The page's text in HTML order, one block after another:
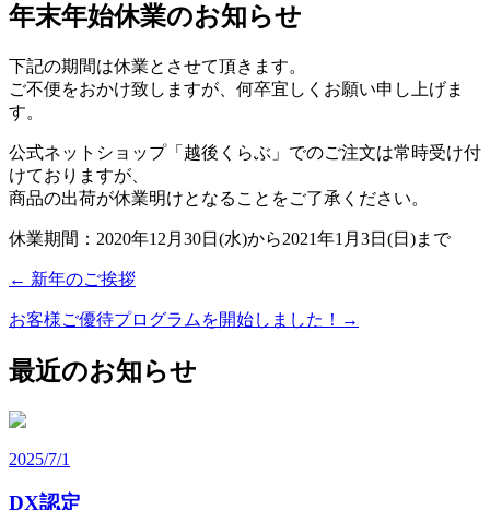
年末年始休業のお知らせ
下記の期間は休業とさせて頂きます。
ご不便をおかけ致しますが、何卒宜しくお願い申し上げま
す。
公式ネットショップ「越後くらぶ」でのご注文は常時受け付
けておりますが、
商品の出荷が休業明けとなることをご了承ください。
休業期間：2020年12月30日(水)から2021年1月3日(日)まで
← 新年のご挨拶
お客様ご優待プログラムを開始しました！ →
最近のお知らせ
2025/7/1
DX認定